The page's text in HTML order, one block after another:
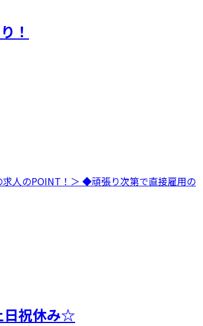
！
人のPOINT！＞ ◆頑張り次第で直接雇用の
日祝休み☆